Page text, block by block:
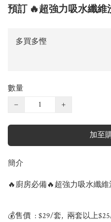
預訂 🔥超強力吸水纖維
多買多慳
數量
−
+
加至
簡介
🔥廚房必備🔥超強力吸水纖
💰售價  : $29/套,  兩套以上